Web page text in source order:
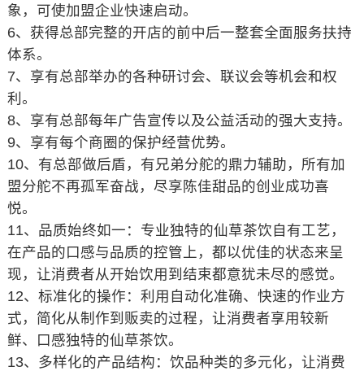
象，可使加盟企业快速启动。
6、获得总部完整的开店的前中后一整套全面服务扶持
体系。
7、享有总部举办的各种研讨会、联议会等机会和权
利。
8、享有总部每年广告宣传以及公益活动的强大支持。
9、享有每个商圈的保护经营优势。
10、有总部做后盾，有兄弟分舵的鼎力辅助，所有加
盟分舵不再孤军奋战，尽享陈佳甜品的创业成功喜
悦。
11、品质始终如一：专业独特的仙草茶饮自有工艺，
在产品的口感与品质的控管上，都以优佳的状态来呈
现，让消费者从开始饮用到结束都意犹未尽的感觉。
12、标准化的操作：利用自动化准确、快速的作业方
式，简化从制作到贩卖的过程，让消费者享用较新
鲜、口感独特的仙草茶饮。
13、多样化的产品结构：饮品种类的多元化，让消费